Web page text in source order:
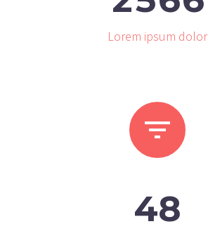
Lorem ipsum dolor


48